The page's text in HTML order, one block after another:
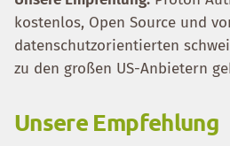
kostenlos, Open Source und
datenschutzorientierten
zu den großen US-Anbietern
Unsere Empfehlung